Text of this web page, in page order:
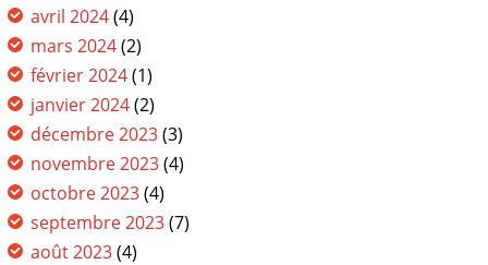
avril 2024(4)
mars 2024(2)
février 2024(1)
janvier 2024(2)
décembre 2023(3)
novembre 2023(4)
octobre 2023(4)
septembre 2023(7)
août 2023(4)